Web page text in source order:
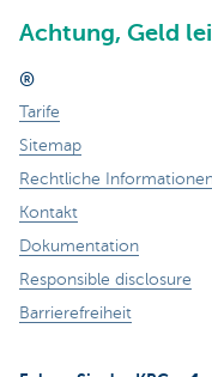
Achtung, Geld
®
Tarife
Sitemap
Rechtliche
Kontakt
Dokumentation
Responsible disclosure
Barrierefreiheit